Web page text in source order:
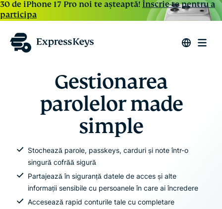
30 de iPhone 17 Pro noi te așteaptă! Înscrie-te pentru a
participa
Gestionarea
parolelor made
simple
Stochează parole, passkeys, carduri și note într-o
singură cofrăă sigură
Partajează în siguranță datele de acces și alte
informații sensibile cu persoanele în care ai încredere
Accesează rapid conturile tale cu completare